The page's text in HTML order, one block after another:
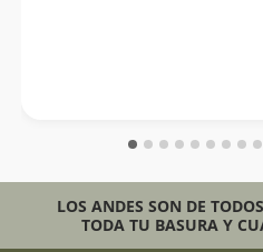
LOS ANDES SON DE
TODA TU BASURA Y